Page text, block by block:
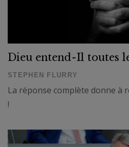
Dieu entend-Il toutes
STEPHEN FLURRY
La réponse complète donne à
!